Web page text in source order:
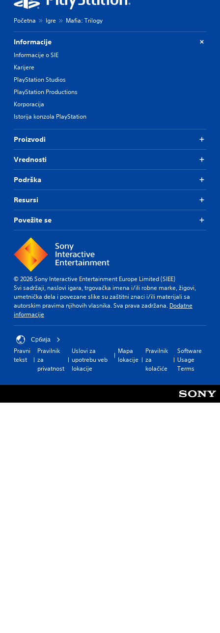
Početna Igre Mafia: Trilogy
Informacije
Informacije o SIE
Karijere
PlayStation Studios
PlayStation Productions
Korporacija
Istorija konzola PlayStation
Proizvodi
Vrednosti
Podrška
Resursi
Povežite se
© 2026 Sony Interactive Entertainment Europe Limited (SIEE)
Svi sadržaji, naslovi igara, trgovačka imena i/ili robne marke, žigovi,
umetnička dela i povezane slike su zaštitni znaci i/ili materijali sa
autorskim pravima njihovih vlasnika. Sva prava zadržana. Dodatne
informacije
Србија
Pravni
tekst
Pravilnik
za
privatnost
Uslovi za
upotrebu veb
lokacije
Mapa
lokacije
Pravilnik
za
kolačiće
Software
Usage
Terms